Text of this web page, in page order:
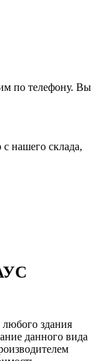
по телефону. Вы
с нашего склада,
здания
данного вида